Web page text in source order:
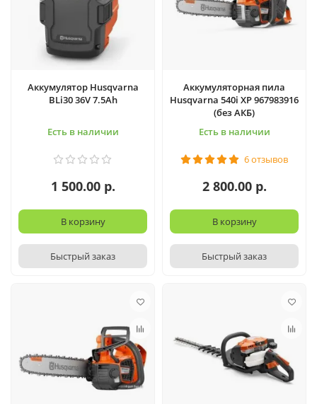
Аккумулятор Husqvarna
BLi30 36V 7.5Ah
Есть в наличии
1 500.00 р.
В корзину
Быстрый заказ
Аккумуляторная пила
Husqvarna 540i XP 967983916
(без АКБ)
Есть в наличии
6 отзывов
2 800.00 р.
В корзину
Быстрый заказ